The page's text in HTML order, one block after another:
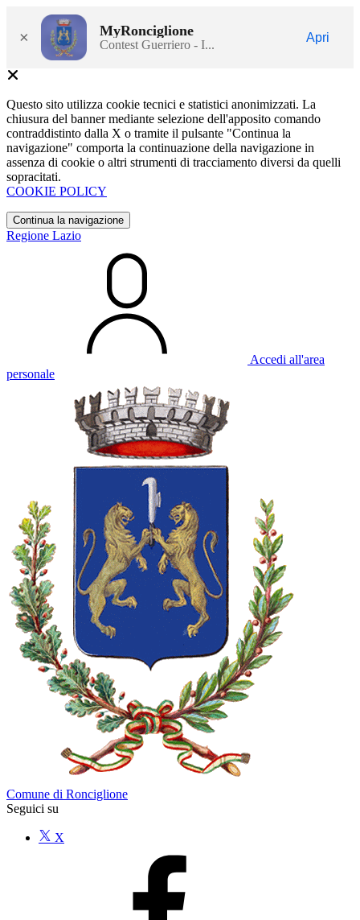
× MyRonciglione
Contest Guerriero - I...
Apri
Questo sito utilizza cookie tecnici e statistici anonimizzati. La
chiusura del banner mediante selezione dell'apposito comando
contraddistinto dalla X o tramite il pulsante "Continua la
navigazione" comporta la continuazione della navigazione in
assenza di cookie o altri strumenti di tracciamento diversi da quelli
sopracitati.
COOKIE POLICY
Continua la navigazione
Regione Lazio
Accedi all'area
personale
Comune di Ronciglione
Seguici su
X